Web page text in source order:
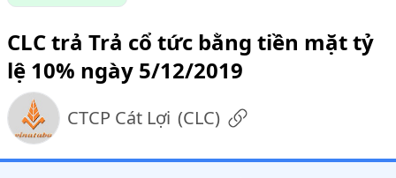
CLC trả Trả cổ tức bằng tiền mặt tỷ
lệ 10% ngày 5/12/2019
CTCP Cát Lợi (CLC)